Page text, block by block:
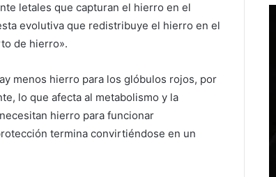
letales que capturan el hierro en el
evolutiva que redistribuye el hierro en el
de hierro».
menos hierro para los glóbulos rojos, por
lo que afecta al metabolismo y la
hierro para funcionar
termina convirtiéndose en un